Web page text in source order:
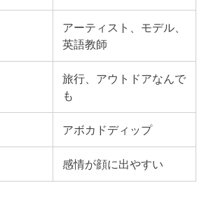
アーティスト、モデル、
英語教師
旅行、アウトドアなんで
も
アボカドディップ
感情が顔に出やすい